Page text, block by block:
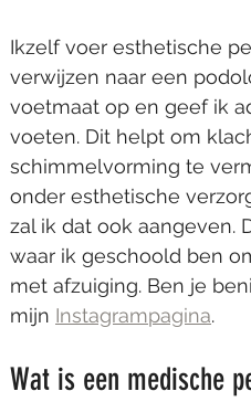
Ikzelf voer esthetische
verwijzen naar een
voetmaat op en geef ik
voeten. Dit helpt om
schimmelvorming te
onder esthetische
zal ik dat ook aangeven.
waar ik geschoold ben
met afzuiging. Ben je
mijn Instagrampagina.
Wat is een medische